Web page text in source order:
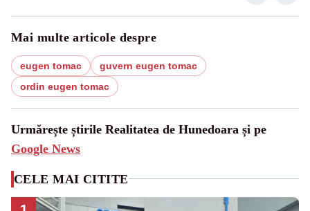
Mai multe articole despre
eugen tomac
guvern eugen tomac
ordin eugen tomac
Urmărește știrile Realitatea de Hunedoara și pe
Google News
CELE MAI CITITE